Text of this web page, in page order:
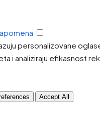
personalizovane
i analiziraju efikasnost
Accept All